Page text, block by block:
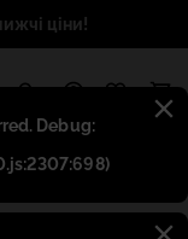
Debug:
ціни!